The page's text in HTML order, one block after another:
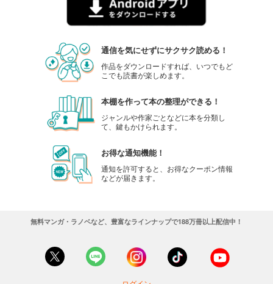
円 (税込)
あらすじを表示する
CAR and DRIVER 2024年2月号
980
CAR and DRIVER 2024年1月号
980円 (税込)
試し読み
あらすじを表示する
CAR and DRIVER 2023年12月号
円 (税込)
通信を気にせずにサクサク読める！
作品をダウンロードすれば、いつでもど
こでも読書が楽しめます。
本棚を作って本の整理ができる！
ジャンルや作家ごとなどに本を分類し
て、鍵もかけられます。
お得な通知機能！
通知を許可すると、お得なクーポン情報
などが届きます。
無料マンガ・ラノベなど、豊富なラインナップで188万冊以上配信中！